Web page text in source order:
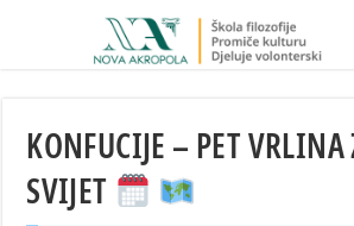
KONFUCIJE – PET VRLINA
SVIJET